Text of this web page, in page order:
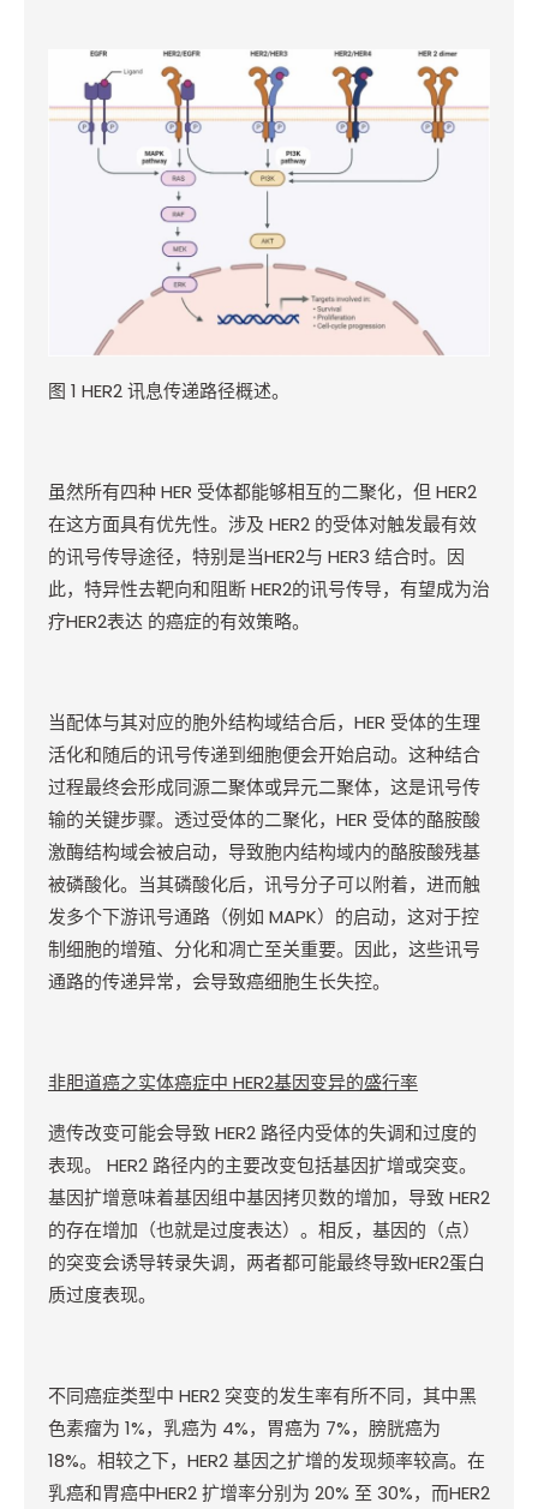
图 1 HER2讯息传递路径概述。
虽然所有四种 HER 受体都能够相互的二聚化，但HER2
在这方面具有优先性。涉及HER2 的受体对触发最有效
的讯号传导途径，特别是当HER2与 HER3 结合时。因
此，特异性去靶向和阻断HER2的讯号传导，有望成为治
疗HER2表达 的癌症的有效策略。
当配体与其对应的胞外结构域结合后， HER 受体的生理
活化和随后的讯号传递到细胞便会开始启动。这种结合
过程最终会形成同源二聚体或异元二聚体，这是讯号传
输的关键步骤。透过受体的二聚化， HER 受体的酪胺酸
激酶结构域会被启动，导致胞内结构域内的酪胺酸残基
被磷酸化。当其磷酸化后，讯号分子可以附着，进而触
发多个下游讯号通路（例如 MAPK）的启动，这对于控
制细胞的增殖、分化和凋亡至关重要。因此，这些讯号
通路的传递异常，会导致癌细胞生长失控。
非胆道癌之实体癌症中 HER2基因变异的盛行率
遗传改变可能会导致HER2路径内受体的失调和过度的
表现。
HER2路径内的主要改变包括基因扩增或突变。
基因扩增意味着基因组中基因拷贝数的增加，导致HER2
的存在增加（也就是过度表达）。相反，基因的（点）
的突变会诱导转录失调，两者都可能最终导致HER2蛋白
质过度表现。
不同癌症类型中 HER2突变的发生率有所不同，其中黑
色素瘤为 1%，乳癌为 4%，胃癌为 7%，膀胱癌为
18%。相较之下， HER2基因之扩增的发现频率较高。在
乳癌和胃癌中HER2扩增率分别为 20% 至30%，而HER2